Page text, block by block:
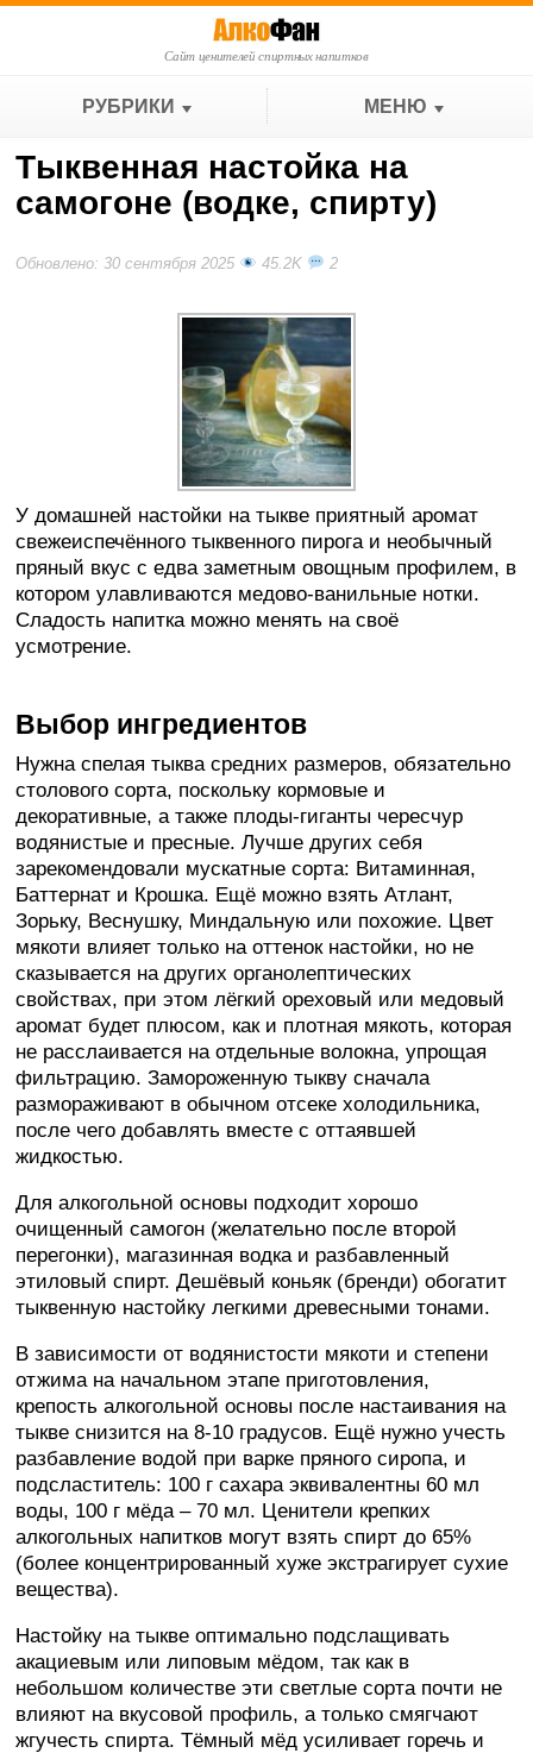
Сайт ценителей спиртных напитков
РУБРИКИ МЕНЮ
Тыквенная настойка на
самогоне (водке, спирту)
Обновлено: 30 сентября 2025 45.2K 2
У домашней настойки на тыкве приятный аромат
свежеиспечённого тыквенного пирога и необычный
пряный вкус с едва заметным овощным профилем, в
котором улавливаются медово-ванильные нотки.
Сладость напитка можно менять на своё
усмотрение.
Выбор ингредиентов
Нужна спелая тыква средних размеров, обязательно
столового сорта, поскольку кормовые и
декоративные, а также плоды-гиганты чересчур
водянистые и пресные. Лучше других себя
зарекомендовали мускатные сорта: Витаминная,
Баттернат и Крошка. Ещё можно взять Атлант,
Зорьку, Веснушку, Миндальную или похожие. Цвет
мякоти влияет только на оттенок настойки, но не
сказывается на других органолептических
свойствах, при этом лёгкий ореховый или медовый
аромат будет плюсом, как и плотная мякоть, которая
не расслаивается на отдельные волокна, упрощая
фильтрацию. Замороженную тыкву сначала
размораживают в обычном отсеке холодильника,
после чего добавлять вместе с оттаявшей
жидкостью.
Для алкогольной основы подходит хорошо
очищенный самогон (желательно после второй
перегонки), магазинная водка и разбавленный
этиловый спирт. Дешёвый коньяк (бренди) обогатит
тыквенную настойку легкими древесными тонами.
В зависимости от водянистости мякоти и степени
отжима на начальном этапе приготовления,
крепость алкогольной основы после настаивания на
тыкве снизится на 8-10 градусов. Ещё нужно учесть
разбавление водой при варке пряного сиропа, и
подсластитель: 100 г сахара эквивалентны 60 мл
воды, 100 г мёда – 70 мл. Ценители крепких
алкогольных напитков могут взять спирт до 65%
(более концентрированный хуже экстрагирует сухие
вещества).
Настойку на тыкве оптимально подслащивать
акациевым или липовым мёдом, так как в
небольшом количестве эти светлые сорта почти не
влияют на вкусовой профиль, а только смягчают
жгучесть спирта. Тёмный мёд усиливает горечь и